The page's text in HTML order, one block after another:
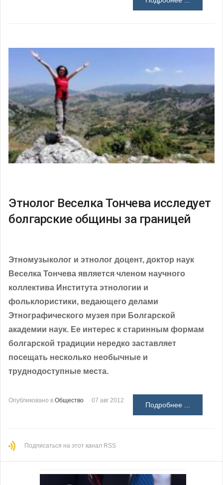
Этнолог Веселка Тончева исследует
болгарские общины за границей
Этномузыколог и этнолог доцент, доктор наук
Веселка Тончева является членом научного
коллектива Института этнологии и
фольклористики, ведающего делами
Этнографического музея при Болгарской
академии наук. Ее интерес к старинным формам
болгарской традиции нередко заставляет
посещать несколько необычные и
труднодоступные места.
Опубликовано в Общество 07 авг 2012
Подробнее ...
Подписаться на этот канал RSS